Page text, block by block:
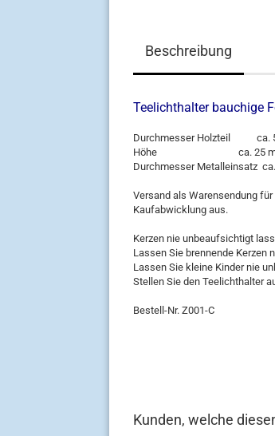
Beschreibung
Teelichthalter bauchige
Durchmesser Holzteil ca.
Höhe ca. 25
Durchmesser Metalleinsatz
Versand als Warensendung
Kaufabwicklung aus.
Kerzen nie unbeaufsichtigt
Lassen Sie brennende Kerzen
Lassen Sie kleine Kinder nie
Stellen Sie den Teelichthalter
Bestell-Nr. Z001-C
Kunden, welche